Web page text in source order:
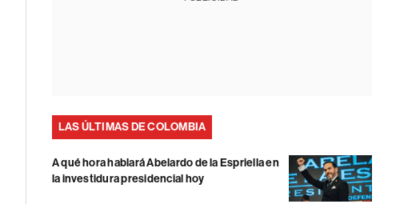
LAS ÚLTIMAS DE COLOMBIA
A qué hora hablará Abelardo de la Espriella en
la investidura presidencial hoy